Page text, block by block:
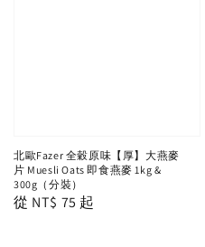
北歐Fazer 全穀原味【厚】大燕麥
片 Muesli Oats 即食燕麥 1kg &
300g（分裝）
Regular
從 NT$ 75 起